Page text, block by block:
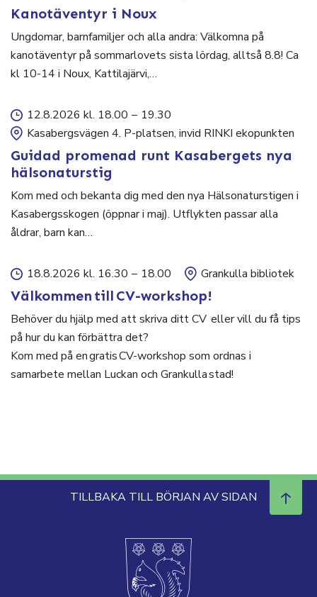
Kanotäventyr i Noux
Ungdomar, barnfamiljer och alla andra: Välkomna på
kanotäventyr på sommarlovets sista lördag, alltså 8.8! Ca
kl 10-14 i Noux, Kattilajärvi,…
12.8.2026 kl. 18.00 – 19.30
Kasabergsvägen 4. P-platsen, invid RINKI ekopunkten
Guidad promenad runt Kasabergets nya
hälsonaturstig
Kom med och bekanta dig med den nya Hälsonaturstigen i
Kasabergsskogen (öppnar i maj). Utflykten passar alla
åldrar, barn kan…
18.8.2026 kl. 16.30 – 18.00 Grankulla bibliotek
Välkommen till CV-workshop!
Behöver du hjälp med att skriva ditt CV eller vill du få tips
på hur du kan förbättra det?
Kom med på en gratis CV-workshop som ordnas i
samarbete mellan Luckan och Grankulla stad!
TILLBAKA TILL BÖRJAN AV SIDAN